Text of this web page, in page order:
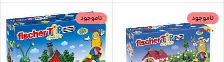
ناموجود ناموجود